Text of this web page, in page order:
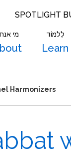
SPOTLIGHT
מי לִלמוֹד
Learn
Harmonizers